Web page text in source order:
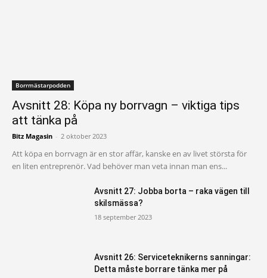
Borrmästarpodden
Avsnitt 28: Köpa ny borrvagn – viktiga tips
att tänka på
Bitz Magasin - 2 oktober 2023
Att köpa en borrvagn är en stor affär, kanske en av livet största för
en liten entreprenör. Vad behöver man veta innan man ens...
Avsnitt 27: Jobba borta – raka vägen till
skilsmässa?
18 september 2023
Avsnitt 26: Serviceteknikerns sanningar:
Detta måste borrare tänka mer på